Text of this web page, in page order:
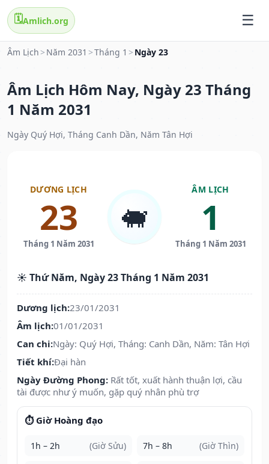
🗓️Amlich.org
Âm Lịch > Năm 2031 >Tháng 1 > Ngày 23
Âm Lịch Hôm Nay, Ngày 23 Tháng
1 Năm 2031
Ngày Quý Hợi, Tháng Canh Dần, Năm Tân Hợi
DƯƠNG LỊCH
23
Tháng 1 Năm 2031
🐖
ÂM LỊCH
1
Tháng 1 Năm 2031
☀️ Thứ Năm, Ngày 23 Tháng 1 Năm 2031
Dương lịch:23/01/2031
Âm lịch:01/01/2031
Can chi:Ngày: Quý Hợi, Tháng: Canh Dần, Năm: Tân Hợi
Tiết khí:Đại hàn
Ngày Đường Phong: Rất tốt, xuất hành thuận lợi, cầu
tài được như ý muốn, gặp quý nhân phù trợ
⏱️ Giờ Hoàng đạo
1h – 2h (Giờ Sửu) 7h – 8h (Giờ Thìn)